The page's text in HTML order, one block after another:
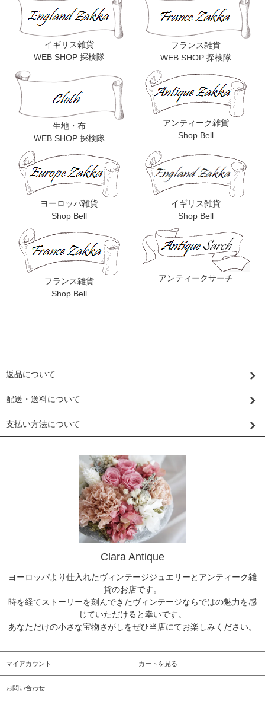
イギリス雑貨
WEB SHOP 探検隊
フランス雑貨
WEB SHOP 探検隊
生地・布
WEB SHOP 探検隊
アンティーク雑貨
Shop Bell
ヨーロッパ雑貨
Shop Bell
イギリス雑貨
Shop Bell
フランス雑貨
Shop Bell
アンティークサーチ
返品について
配送・送料について
支払い方法について
Clara Antique
ヨーロッパより仕入れたヴィンテージジュエリーとアンティーク雑
貨のお店です。
時を経てストーリーを刻んできたヴィンテージならではの魅力を感
じていただけると幸いです。
あなただけの小さな宝物さがしをぜひ当店にてお楽しみください。
マイアカウント カートを見る
お問い合わせ